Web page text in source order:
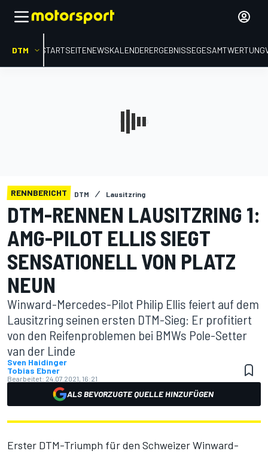
DTM STARTSEITENEWSKALENDERERGEBNISSEGESAMTWERTUNG
RENNBERICHT DTM Lausitzring
DTM-RENNEN LAUSITZRING 1:
AMG-PILOT ELLIS SIEGT
SENSATIONELL VON PLATZ
NEUN
Winward-Mercedes-Pilot Philip Ellis feiert auf dem
Lausitzring seinen ersten DTM-Sieg: Er profitiert
von den Reifenproblemen bei BMWs Pole-Setter
van der Linde
Sven Haidinger
Tobias Ebner
Bearbeitet: 24.07.2021, 16:21
ALS BEVORZUGTE QUELLE HINZUFÜGEN
Erster DTM-Triumph für den Schweizer Winward-